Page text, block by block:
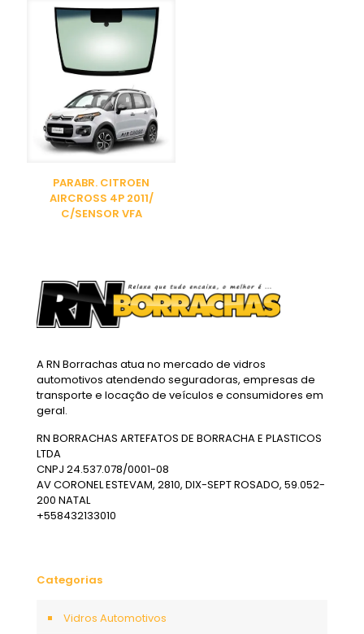
PARABR. CITROEN
AIRCROSS 4P 2011/
C/SENSOR VFA
A RN Borrachas atua no mercado de vidros
automotivos atendendo seguradoras, empresas de
transporte e locação de veículos e consumidores em
geral.
RN BORRACHAS ARTEFATOS DE BORRACHA E PLASTICOS
LTDA
CNPJ 24.537.078/0001-08
AV CORONEL ESTEVAM, 2810, DIX-SEPT ROSADO, 59.052-
200 NATAL
+558432133010
Categorias
Vidros Automotivos